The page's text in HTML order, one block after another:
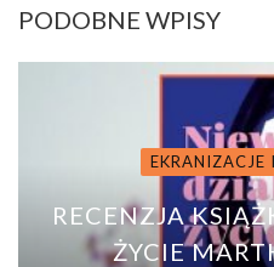
PODOBNE WPISY
EKRANIZACJE
RECENZJA
ŻYCIE